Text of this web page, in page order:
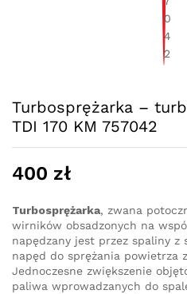
Turbosprężarka –
TDI 170 KM 757042
400 zł
Turbosprężarka, zwana
wirników obsadzonych na
napędzany jest przez spaliny
napęd do sprężania powietrza
Jednoczesne zwiększenie
paliwa wprowadzanych do